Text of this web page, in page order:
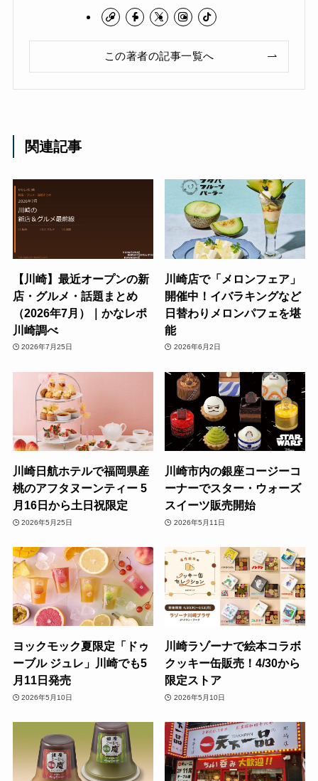
この著者の記事一覧へ
関連記事
【川崎】最近オープンの新
店・グルメ・話題まとめ
（2026年7月）｜かなレポ
川崎調べ
2026年7月25日
川崎店で「メロンフェア」
開催中！イバラキングなど
日替わりメロンパフェを堪
能
2026年6月2日
川崎日航ホテルで福岡県産
桃のアフタヌーンティー 5
月16日から土日祝限定
2026年5月25日
川崎市内の銀座コージーコ
ーナーでスター・ウォーズ
スイーツ販売開始
2026年5月11日
ヨックモック夏限定「ドゥ
ーブル ジュレ」川崎でも5
月11日発売
2026年5月10日
川崎ラゾーナで絵本コラボ
クッキー缶販売！4/30から
限定ストア
2026年5月10日